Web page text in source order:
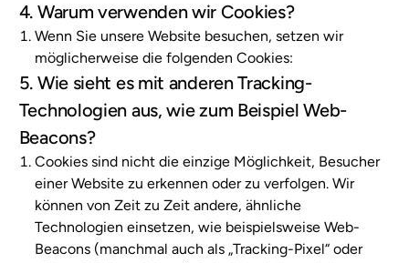
4. Warum verwenden wir Cookies?
Wenn Sie unsere Website besuchen, setzen wir
möglicherweise die folgenden Cookies:
5. Wie sieht es mit anderen Tracking-
Technologien aus, wie zum Beispiel Web-
Beacons?
Cookies sind nicht die einzige Möglichkeit, Besucher
einer Website zu erkennen oder zu verfolgen. Wir
können von Zeit zu Zeit andere, ähnliche
Technologien einsetzen, wie beispielsweise Web-
Beacons (manchmal auch als „Tracking-Pixel“ oder